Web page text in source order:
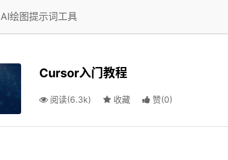
AI绘图提示词工具
Cursor入门教程
阅读(6.3k) 收藏 赞(0)